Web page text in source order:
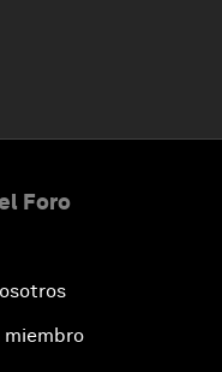
Foro
miembro